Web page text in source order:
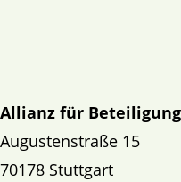
Allianz für Beteiligung
Augustenstraße 15
70178 Stuttgart